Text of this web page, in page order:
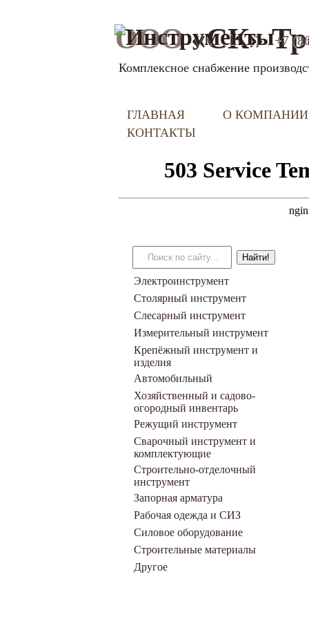
ООО«СК»
Комплексное снабжение
+7
ГЛАВНАЯ
О КОМПАНИИ
КОНТАКТЫ
Электроинструмент
Столярный инструмент
Слесарный инструмент
Измерительный инструмент
Крепёжный инструмент и
изделия
Автомобильный
Хозяйственный и садово-
огородный инвентарь
Режущий инструмент
Сварочный инструмент и
комплектующие
Строительно-отделочный
инструмент
Запорная арматура
Рабочая одежда и СИЗ
Силовое оборудование
Строительные материалы
Другое